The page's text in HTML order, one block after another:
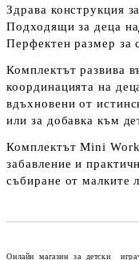
Здрава конструкция
Подходящи за деца
Перфектен размер за
Комплектът развива
координацията на
вдъхновени от
или за добавка към
КомплектътMini
забавление и
събиране от малките
Онлайн магазин за детски